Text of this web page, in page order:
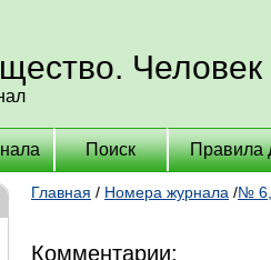
Человек
Поиск Правила
Главная / Номера журнала /№
Комментарии: